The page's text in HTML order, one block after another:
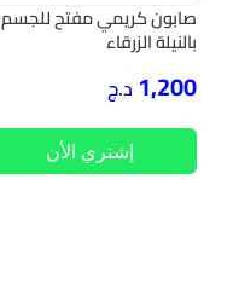
صابون كريمي مفتح للجسم
بالنيلة الزرقاء
1,200 د.ج
إشتري الأن